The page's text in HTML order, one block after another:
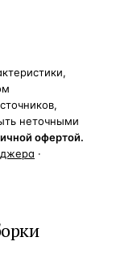
неточными
офертой.
·